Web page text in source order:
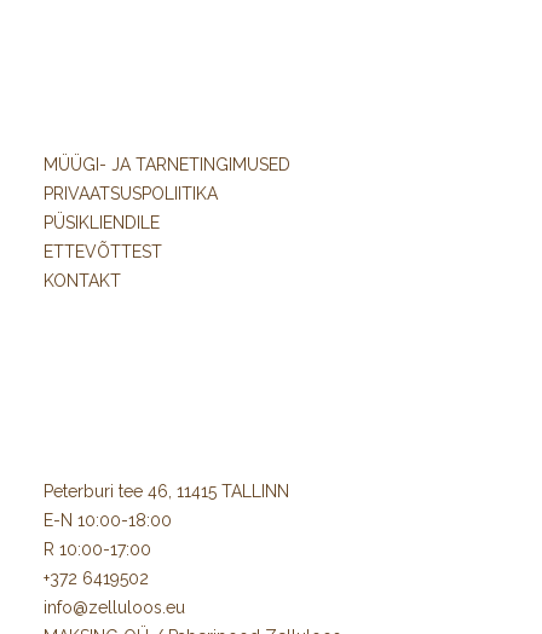
MÜÜGI- JA TARNETINGIMUSED
PRIVAATSUSPOLIITIKA
PÜSIKLIENDILE
ETTEVÕTTEST
KONTAKT
Peterburi tee 46, 11415 TALLINN
E-N 10:00-18:00
R 10:00-17:00
+372 6419502
info@zelluloos.eu